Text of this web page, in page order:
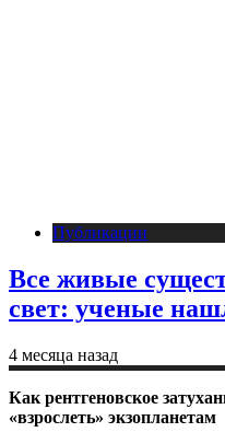
Публикации
Все живые
свет: ученые
4 месяца назад
Как рентгеновское
«взрослеть» экзопланетам